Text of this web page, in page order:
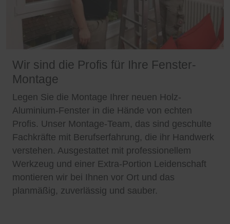
Wir sind die Profis für Ihre Fenster-
Montage
Legen Sie die Montage Ihrer neuen Holz-
Aluminium-Fenster in die Hände von echten
Profis. Unser Montage-Team, das sind geschulte
Fachkräfte mit Berufserfahrung, die ihr Handwerk
verstehen. Ausgestattet mit professionellem
Werkzeug und einer Extra-Portion Leidenschaft
montieren wir bei Ihnen vor Ort und das
planmäßig, zuverlässig und sauber.